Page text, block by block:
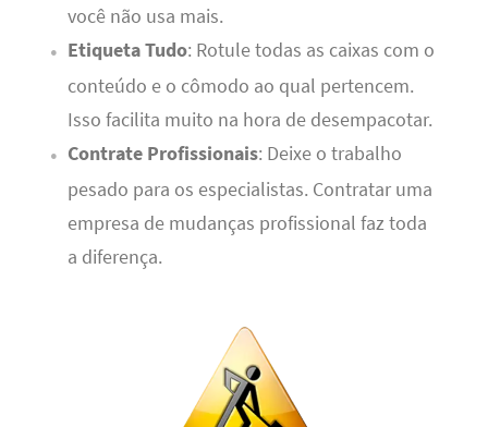
você não usa mais.
Etiqueta Tudo: Rotule todas as caixas com o
conteúdo e o cômodo ao qual pertencem.
Isso facilita muito na hora de desempacotar.
Contrate Profissionais: Deixe o trabalho
pesado para os especialistas. Contratar uma
empresa de mudanças profissional faz toda
a diferença.